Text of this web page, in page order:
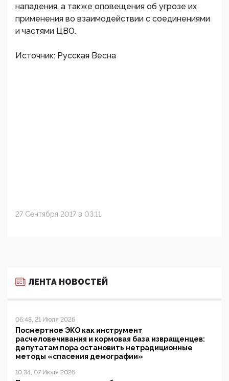
нападения, а также оповещения об угрозе их
применения во взаимодействии с соединениями
и частями ЦВО.
Источник: Русская Весна
27 Сентября 2017 в 03:11
ЛЕНТА НОВОСТЕЙ
06:48, 21 Июля 2026
Посмертное ЭКО как инструмент
расчеловечивания и кормовая база извращенцев:
депутатам пора остановить нетрадиционные
методы «спасения демографии»
10:34, 07 Июля 2026